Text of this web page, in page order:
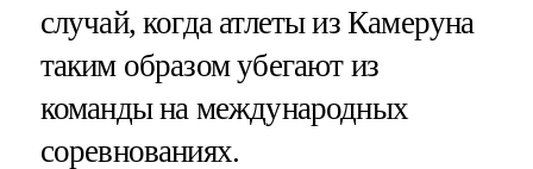
случай, когда атлеты из Камеруна
таким образом убегают из
команды на международных
соревнованиях.